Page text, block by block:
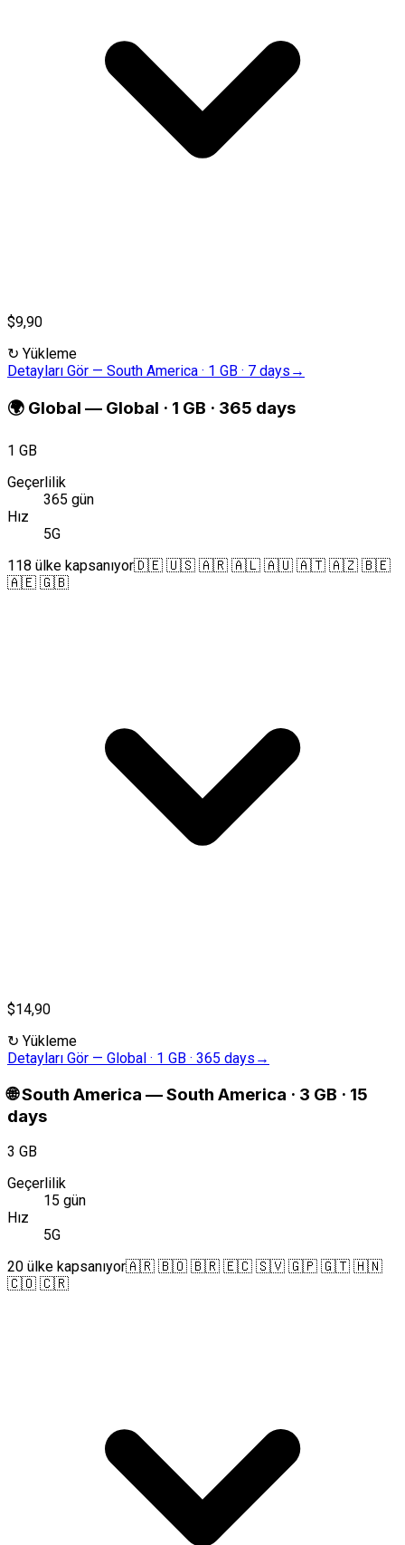
$9,90
↻ Yükleme
Detayları Gör — South America · 1 GB · 7 days →
🌍 Global — Global · 1 GB · 365 days
1 GB
Geçerlilik
365 gün
Hız
5G
118 ülke kapsanıyor🇩🇪 🇺🇸 🇦🇷 🇦🇱 🇦🇺 🇦🇹 🇦🇿 🇧🇪
🇦🇪 🇬🇧
$14,90
↻ Yükleme
Detayları Gör — Global · 1 GB · 365 days →
🌐South America —South America · 3 GB · 15
days
3 GB
Geçerlilik
15 gün
Hız
5G
20 ülke kapsanıyor🇦🇷 🇧🇴 🇧🇷 🇪🇨 🇸🇻 🇬🇵 🇬🇹 🇭🇳
🇨🇴 🇨🇷